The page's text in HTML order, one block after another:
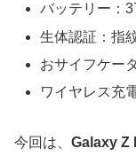
バッテリー：
生体認証：指
おサイフケー
ワイヤレス充
今回は、 Galaxy Z